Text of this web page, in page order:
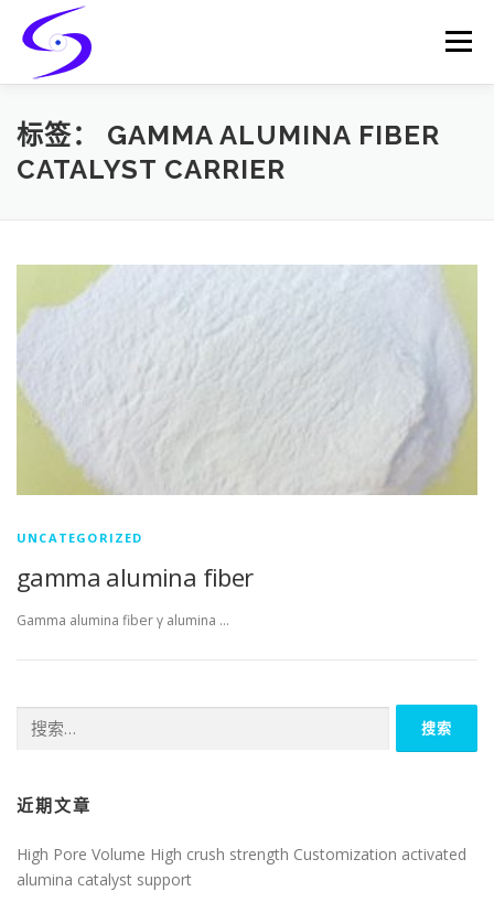
content
Menu
HOME PRODUCTS CATALYST-CARRIER
标签： GAMMA ALUMINA FIBER
CATALYST CARRIER
UNCATEGORIZED
gamma alumina fiber
Gamma alumina fiber γ alumina …
索：
近期文章
High Pore Volume High crush strength Customization activated
alumina catalyst support